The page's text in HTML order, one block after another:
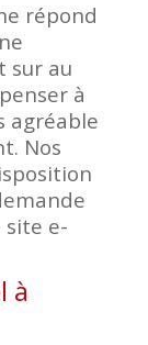
répond
sur au
à
agréable
Nos
e-
à